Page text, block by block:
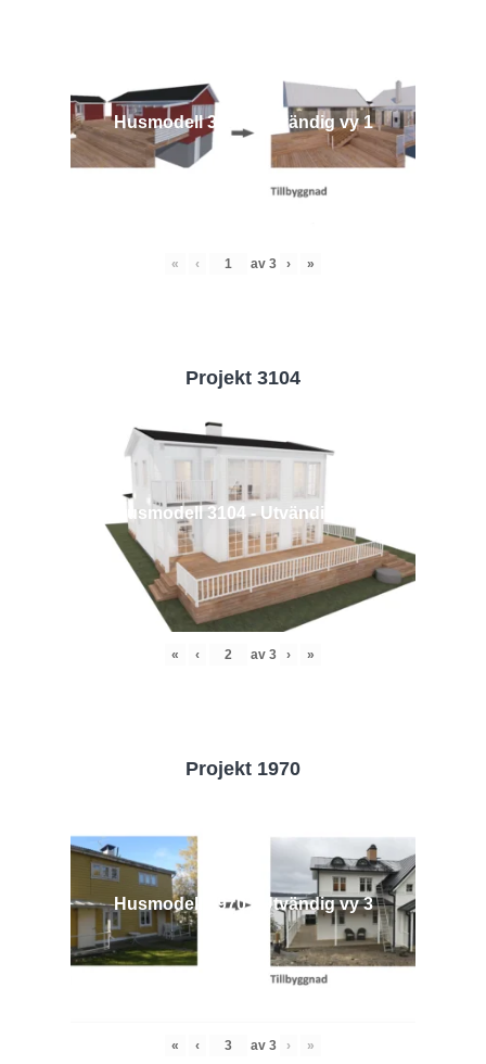
Husmodell 3442 - Utvändig vy 1
« ‹ av 3 › »
Projekt 3104
Husmodell 3104 - Utvändig vy 2
« ‹ av 3 › »
Projekt 1970
Husmodell 1970 - Utvändig vy 3
« ‹ av 3 › »